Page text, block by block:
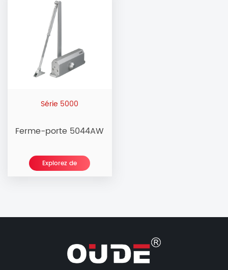
Série 5000
Ferme-porte 5044AW
Explorez de